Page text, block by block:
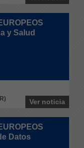
y Salud
Ver noticia
Datos